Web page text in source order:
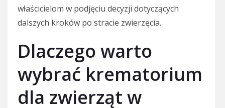
właścicielom w podjęciu decyzji dotyczących
dalszych kroków po stracie zwierzęcia.
Dlaczego warto
wybrać krematorium
dla zwierząt w